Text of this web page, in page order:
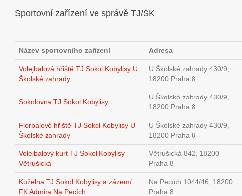
Sportovní zařízení ve správě TJ/SK
Název sportovního zařízení Adresa
Volejbalová hřiště TJ Sokol Kobylisy U
Školské zahrady
U Školské zahrady 430/9,
18200 Praha 8
Sokolovna TJ Sokol Kobylisy
U Školské zahrady 430/9,
18200 Praha 8
Florbalové hřiště TJ Sokol Kobylisy U
Školské zahrady
U Školské zahrady 430/9,
18200 Praha 8
Volejbalový kurt TJ Sokol Kobylisy
Větrušická
Větrušická 842, 18200
Praha 8
Kuželna TJ Sokol Kobylisy a zázemí
FK Admira Na Pecích
Na Pecích 1044/46, 18200
Praha 8